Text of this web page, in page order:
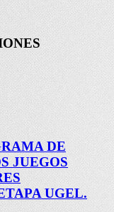
DE
JUEGOS
UGEL.